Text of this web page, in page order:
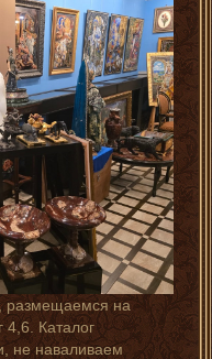
размещаемся на
4,6. Каталог
не наваливаем